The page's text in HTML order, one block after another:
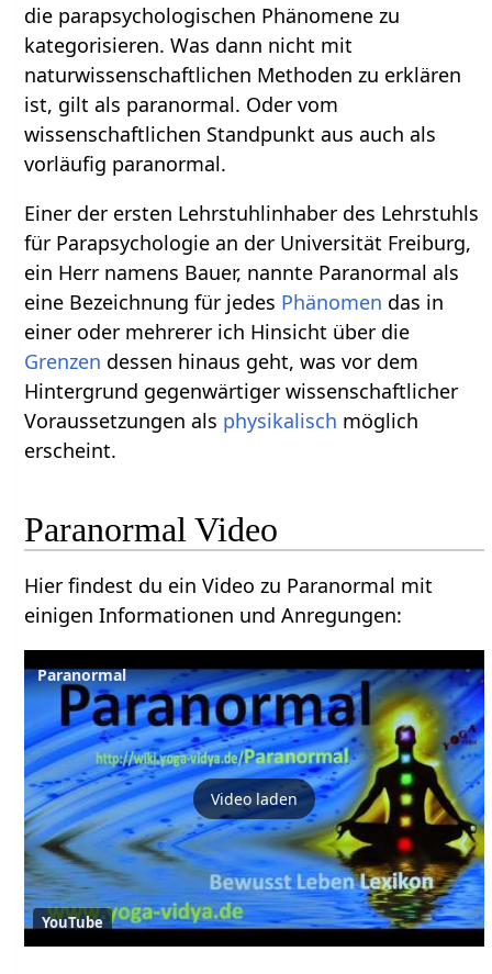
die parapsychologischen Phänomene zu
kategorisieren. Was dann nicht mit
naturwissenschaftlichen Methoden zu erklären
ist, gilt als paranormal. Oder vom
wissenschaftlichen Standpunkt aus auch als
vorläufig paranormal.
Einer der ersten Lehrstuhlinhaber des Lehrstuhls
für Parapsychologie an der Universität Freiburg,
ein Herr namens Bauer, nannte Paranormal als
eine Bezeichnung für jedes Phänomen das in
einer oder mehrerer ich Hinsicht über die
Grenzen dessen hinaus geht, was vor dem
Hintergrund gegenwärtiger wissenschaftlicher
Voraussetzungen als physikalisch möglich
erscheint.
Paranormal Video
Hier findest du ein Video zu Paranormal mit
einigen Informationen und Anregungen:
Paranormal
Video laden
YouTube